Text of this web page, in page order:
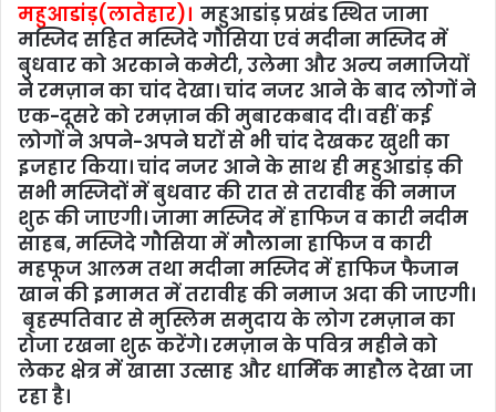
महुआडांड़(लातेहार)। महुआडांड़ प्रखंड स्थित जामा
मस्जिद सहित मस्जिदे गौसिया एवं मदीना मस्जिद में
बुधवार को अरकाने कमेटी, उलेमा और अन्य नमाजियों
ने रमज़ान का चांद देखा। चांद नजर आने के बाद लोगों ने
एक-दूसरे को रमज़ान की मुबारकबाद दी। वहीं कई
लोगों ने अपने-अपने घरों से भी चांद देखकर खुशी का
इजहार किया। चांद नजर आने के साथ ही महुआडांड़ की
सभी मस्जिदों में बुधवार की रात से तरावीह की नमाज
शुरू की जाएगी। जामा मस्जिद में हाफिज व कारी नदीम
साहब, मस्जिदे गौसिया में मौलाना हाफिज व कारी
महफूज आलम तथा मदीना मस्जिद में हाफिज फैजान
खान की इमामत में तरावीह की नमाज अदा की जाएगी।
बृहस्पतिवार से मुस्लिम समुदाय के लोग रमज़ान का
रोजा रखना शुरू करेंगे। रमज़ान के पवित्र महीने को
लेकर क्षेत्र में खासा उत्साह और धार्मिक माहौल देखा जा
रहा है।